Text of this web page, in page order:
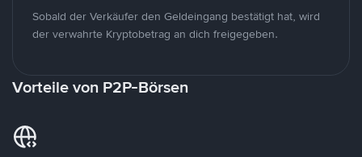
Sobald der Verkäufer den Geldeingang bestätigt hat, wird
der verwahrte Kryptobetrag an dich freigegeben.
Vorteile von P2P-Börsen